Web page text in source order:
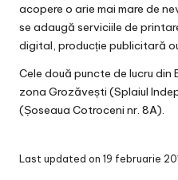
acopere o arie mai mare de
se adaugă serviciile de
digital, producție publicitară
Cele două puncte de lucru din
zona Grozăvești (Splaiul
(Șoseaua Cotroceni nr. 8A).
Last updated on 19 februarie